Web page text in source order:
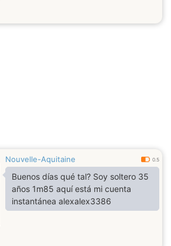
Nouvelle-Aquitaine 0.5
Buenos días qué tal? Soy soltero 35
años 1m85 aquí está mi cuenta
instantánea alexalex3386